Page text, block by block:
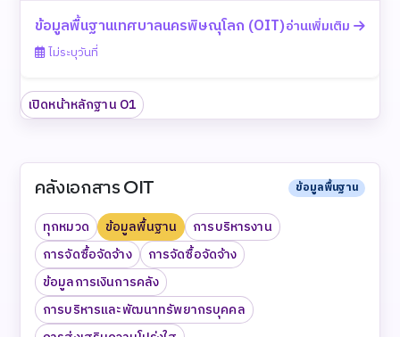
ข้อมูลพื้นฐานเทศบาลนครพิษณุโลก (OIT)
ไม่ระบุวันที่
อ่านเพิ่มเติม
เปิดหน้าหลักฐาน O1
คลังเอกสาร OIT ข้อมูลพื้นฐาน
ทุกหมวด ข้อมูลพื้นฐาน
การบริหารงาน
การจัดซื้อจัดจ้าง
การจัดซื้อจัดจ้าง
ข้อมูลการเงินการคลัง
การบริหารและพัฒนาทรัพยากรบุคคล